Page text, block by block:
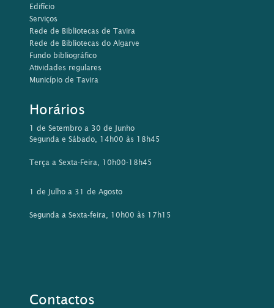
Edifício
Serviços
Rede de Bibliotecas de Tavira
Rede de Bibliotecas do Algarve
Fundo bibliográfico
Atividades regulares
Município de Tavira
Horários
1 de Setembro a 30 de Junho
Segunda e Sábado, 14h00 às 18h45
Terça a Sexta-Feira, 10h00-18h45
1 de Julho a 31 de Agosto
Segunda a Sexta-feira, 10h00 às 17h15
Contactos